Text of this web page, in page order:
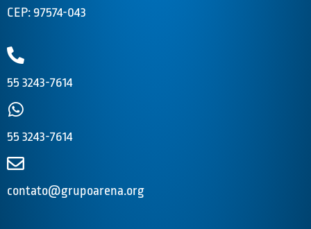
CEP: 97574-043
55 3243-7614
55 3243-7614
contato@grupoarena.org